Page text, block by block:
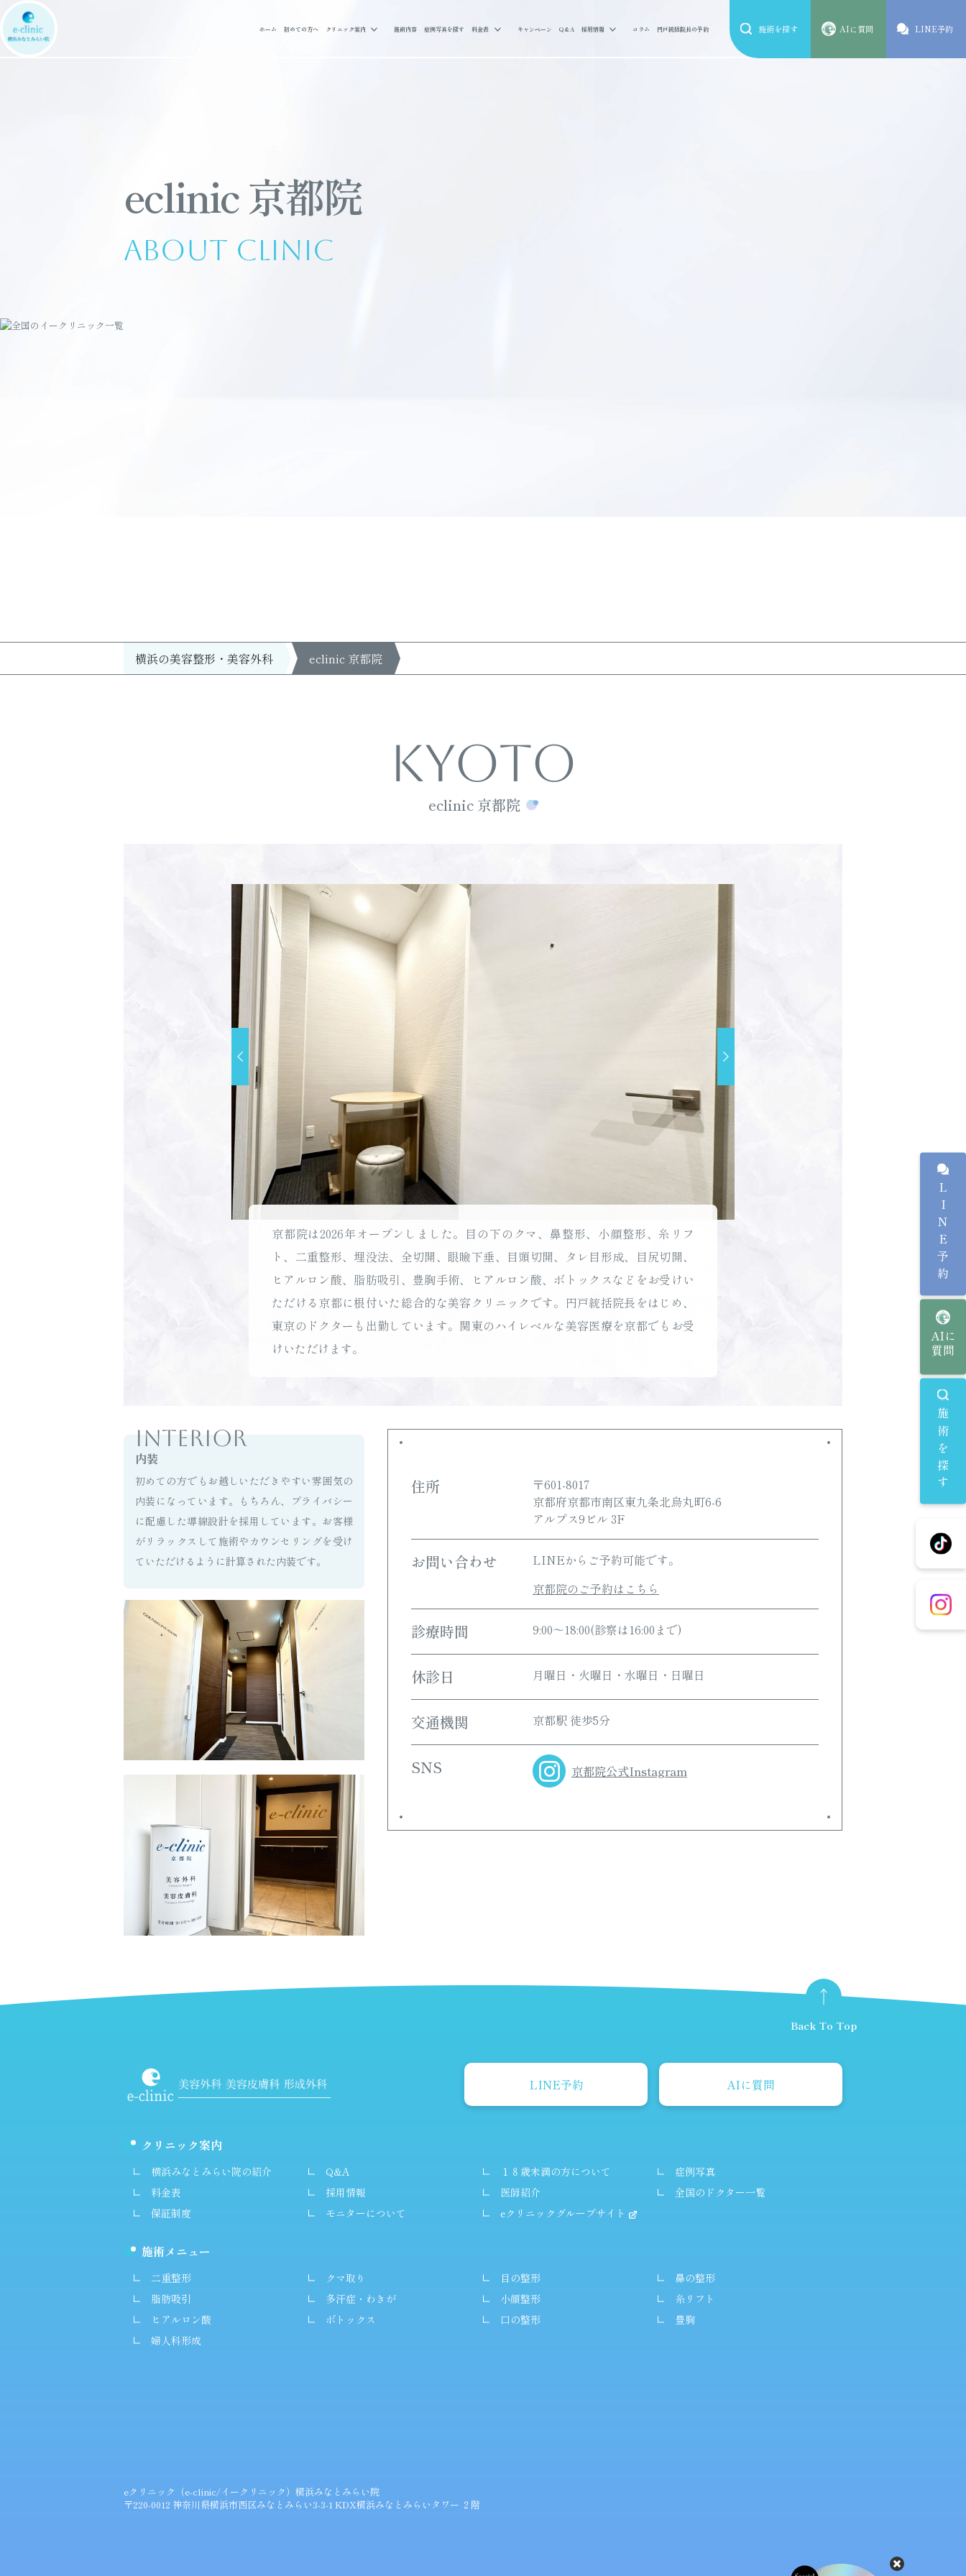
ホーム 初めての方へ クリニック案内 施術内容 症例写真を探す 料金表 キャンペーン Q&A 採用情報 コラム 円戸統括院長の予約 施術を探す AIに質問 LINE予約
eclinic 京都院
About Clinic
横浜の美容整形・美容外科 eclinic 京都院
KYOTO
eclinic 京都院
京都院は2026年オープンしました。目の下のクマ、鼻整形、小顔整形、糸リフ
ト、二重整形、埋没法、全切開、眼瞼下垂、目頭切開、タレ目形成、目尻切開、
ヒアルロン酸、脂肪吸引、豊胸手術、ヒアルロン酸、ボトックスなどをお受けい
ただける京都に根付いた総合的な美容クリニックです。円戸統括院長をはじめ、
東京のドクターも出勤しています。関東のハイレベルな美容医療を京都でもお受
けいただけます。
住所
〒601-8017
京都府京都市南区東九条北烏丸町6-6
アルプス9ビル 3F
お問い合わせ
LINEからご予約可能です。
京都院のご予約はこちら
診療時間 9:00～18:00(診察は16:00まで)
休診日 月曜日・火曜日・水曜日・日曜日
交通機関 京都駅 徒歩5分
SNS 京都院公式Instagram
内装
初めての方でもお越しいただきやすい雰囲気の
内装になっています。もちろん、プライバシー
に配慮した導線設計を採用しています。お客様
がリラックスして施術やカウンセリングを受け
ていただけるように計算された内装です。
LINE予約
AIに
質問
施術を探す
LINE予約 AIに質問
クリニック案内
横浜みなとみらい院の紹介 Q&A １８歳未満の方について
症例写真
料金表
採用情報 医師紹介
全国のドクター一覧
保証制度
モニターについて eクリニックグループサイト
施術メニュー
二重整形 クマ取り 目の整形
鼻の整形
脂肪吸引
多汗症・わきが 小顔整形
糸リフト
ヒアルロン酸
ボトックス 口の整形
豊胸
婦人科形成
eクリニック（e-clinic/イークリニック）横浜みなとみらい院
〒220-0012 神奈川県横浜市西区みなとみらい3-3-1 KDX横浜みなとみらいタワー ２階
Back To Top